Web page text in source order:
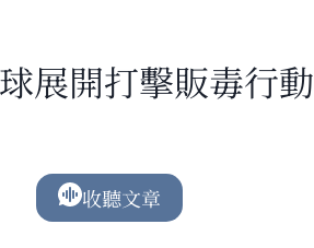
展開打擊販毒行動
收聽文章